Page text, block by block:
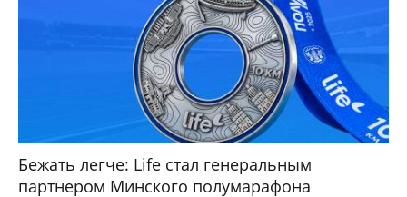
Бежать легче: Life стал генеральным
партнером Минского полумарафона